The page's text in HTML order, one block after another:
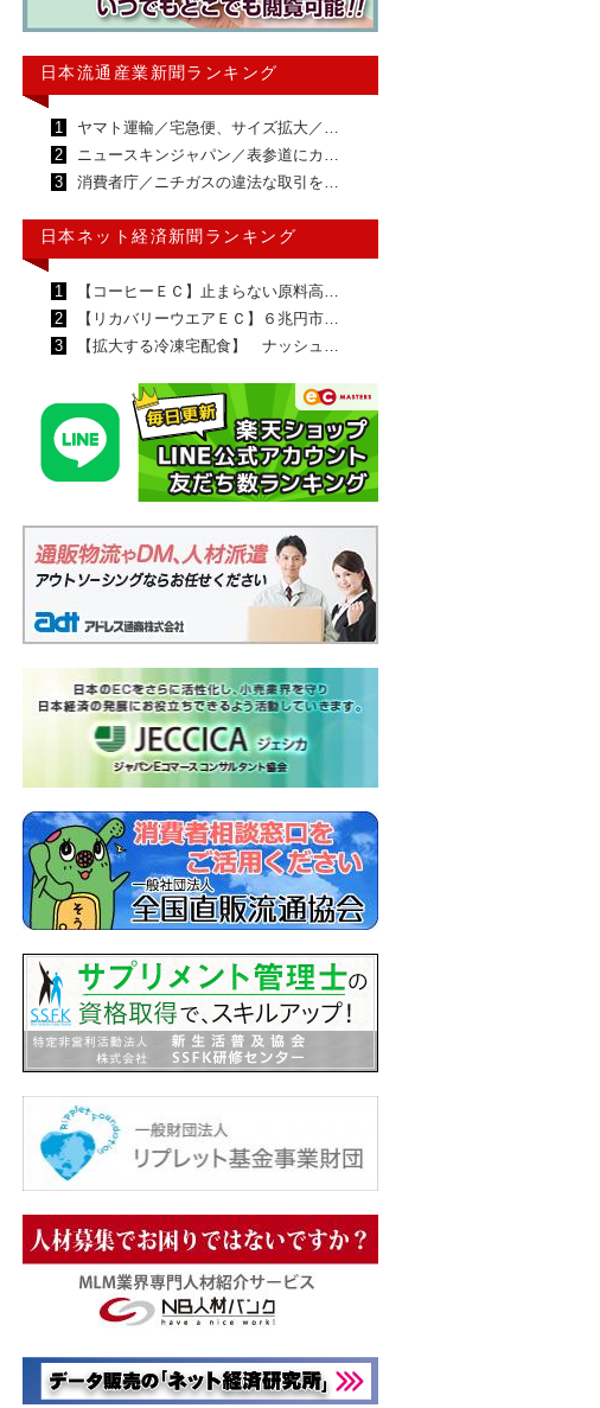
日本流通産業新聞ランキング
1
ヤマト運輸／宅急便、サイズ拡大／…
2
ニュースキンジャパン／表参道にカ…
3
消費者庁／ニチガスの違法な取引を…
日本ネット経済新聞ランキング
1
【コーヒーＥＣ】止まらない原料高…
2
【リカバリーウエアＥＣ】６兆円市…
3
【拡大する冷凍宅配食】 ナッシュ…